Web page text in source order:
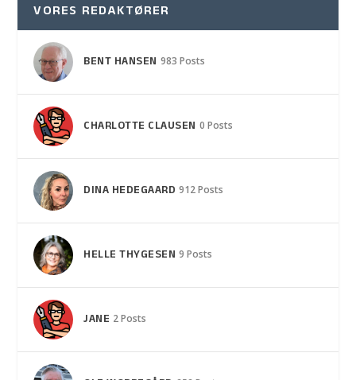
VORES REDAKTØRER
BENT HANSEN 983 Posts
CHARLOTTE CLAUSEN 0 Posts
DINA HEDEGAARD 912 Posts
HELLE THYGESEN 9 Posts
JANE 2 Posts